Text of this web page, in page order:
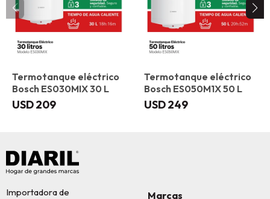
Termotanque eléctrico
Bosch ES030MIX 30 L
USD209
Termotanque eléctrico
Bosch ES050M1X 50 L
USD249
Importadora de
Marcas